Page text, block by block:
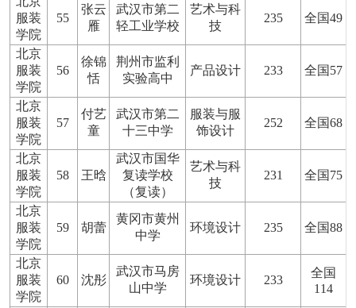
服装
学院
55
张云
雁
武汉市第二
轻工业学校
艺术与科
技
235 全国49
北京
服装
学院
56
徐锦
恬
荆州市监利
实验高中
产品设计 233 全国57
北京
服装
学院
57
付艺
童
武汉市第二
十三中学
服装与服
饰设计
252 全国68
北京
服装
学院
58 王晗
武汉市国华
复读学校
（复读）
艺术与科
技
231 全国75
北京
服装
学院
59 胡蕾
黄冈市黄州
中学
环境设计 235 全国88
北京
服装
学院
60 沈彤
武汉市马房
山中学
环境设计 233
全国
114